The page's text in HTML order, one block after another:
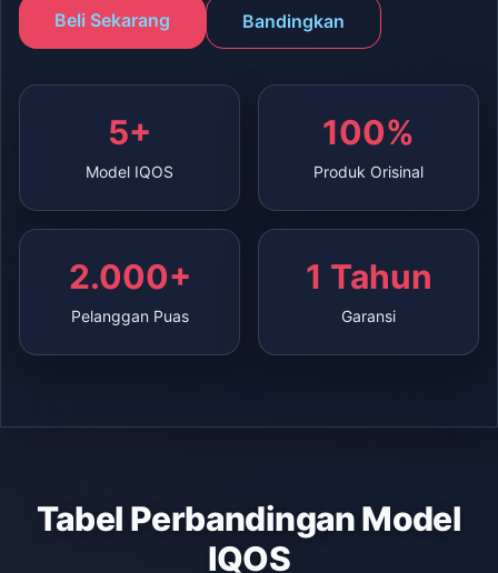
Beli Sekarang Bandingkan
5+
Model IQOS
100%
Produk Orisinal
2.000+
Pelanggan Puas
1 Tahun
Garansi
Tabel Perbandingan Model
IQOS